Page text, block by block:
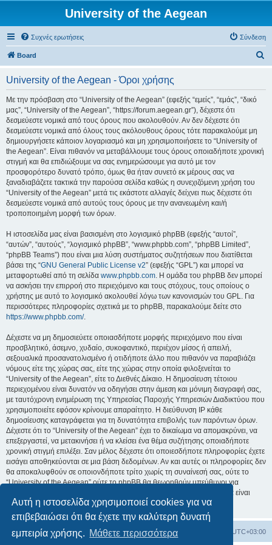
Αυτή η ιστοσελίδα χρησιμοποιεί cookies για να
επιβεβαιώσει ότι θα έχετε την καλύτερη δυνατή
εμπειρία χρήσης. Μάθετε περισσότερα
University of the Aegean
Συχνές ερωτήσεις Σύνδεση
Board
University of the Aegean - Όροι χρήσης
Με την πρόσβαση στο “University of the Aegean” (εφεξής “εμείς”, “εμάς”, “δικό
μας”, “University of the Aegean”, “https://forum.aegean.gr”), δέχεστε ότι
δεσμεύεστε νομικά από τους όρους που ακολουθούν. Αν δεν δέχεστε ότι
δεσμεύεστε νομικά από όλους τους ακόλουθους όρους τότε παρακαλούμε μη
δημιουργήσετε κάποιον λογαριασμό και μη χρησιμοποιήσετε το “University of
the Aegean”. Είναι πιθανόν να μεταβάλλουμε τους όρους οποιαδήποτε χρονική
στιγμή και θα επιδιώξουμε να σας ενημερώσουμε για αυτό με τον
προσφορότερο δυνατό τρόπο, όμως θα ήταν συνετό εκ μέρους σας να
ξαναδιαβάζετε τακτικά την παρούσα σελίδα καθώς η συνεχιζόμενη χρήση του
“University of the Aegean” μετά τις εκάστοτε αλλαγές δείχνει πως δέχεστε ότι
δεσμεύεστε νομικά από αυτούς τους όρους με την ανανεωμένη και/ή
τροποποιημένη μορφή των όρων.
Η ιστοσελίδα μας είναι βασισμένη στο λογισμικό phpBB (εφεξής “αυτοί”,
“αυτών”, “αυτούς”, “λογισμικό phpBB”, “www.phpbb.com”, “phpBB Limited”,
“phpBB Teams”) που είναι μια λύση συστήματος συζητήσεων που διατίθεται
βάσει της “GNU General Public License v2” (εφεξής “GPL”) και μπορεί να
μεταφορτωθεί από τη σελίδα www.phpbb.com. Η ομάδα του phpBB δεν μπορεί
να ασκήσει την επιρροή στο περιεχόμενο και τους στόχους, τους οποίους ο
χρήστης με αυτό το λογισμικό ακολουθεί λόγω των κανονισμών του GPL. Για
περισσότερες πληροφορίες σχετικά με το phpBB, παρακαλούμε δείτε στο
https://www.phpbb.com/.
Δέχεστε να μη δημοσιεύετε οποιασδήποτε μορφής περιεχόμενο που είναι
προσβλητικό, άσεμνο, χυδαίο, συκοφαντικό, περιέχον μίσος ή απειλή,
σεξουαλικά προσανατολισμένο ή οτιδήποτε άλλο που πιθανόν να παραβιάζει
νόμους είτε της χώρας σας, είτε της χώρας στην οποία φιλοξενείται το
“University of the Aegean”, είτε το Διεθνές Δίκαιο. Η δημοσίευση τέτοιου
περιεχομένου είναι δυνατόν να οδηγήσει στην άμεση και μόνιμη διαγραφή σας,
με ταυτόχρονη ενημέρωση της Υπηρεσίας Παροχής Υπηρεσιών Διαδικτύου που
χρησιμοποιείτε εφόσον κρίνουμε απαραίτητο. Η διεύθυνση IP κάθε
δημοσίευσης καταγράφεται για τη δυνατότητα επιβολής των παρόντων όρων.
Δέχεστε ότι το “University of the Aegean” έχει το δικαίωμα να απομακρύνει, να
επεξεργαστεί, να μετακινήσει ή να κλείσει ένα θέμα συζήτησης οποιαδήποτε
χρονική στιγμή επιλέξει. Σαν μέλος δέχεστε ότι οποιεσδήποτε πληροφορίες έχετε
εισάγει αποθηκεύονται σε μια βάση δεδομένων. Αν και αυτές οι πληροφορίες δεν
θα αποκαλυφθούν σε οποιονδήποτε τρίτο χωρίς τη συναίνεσή σας, ούτε το
“University of the Aegean” ούτε το phpBB θα θεωρηθούν υπεύθυνοι για
οποιαδήποτε απόπειρα ηλεκτρονικής εισβολής ή παραβίασης η οποία είναι
δυνατόν να οδηγήσει σε απώλεια αυτών των δεδομένων.
Board Όλοι οι χρόνοι είναι UTC+03:00
Διαγραφή cookies